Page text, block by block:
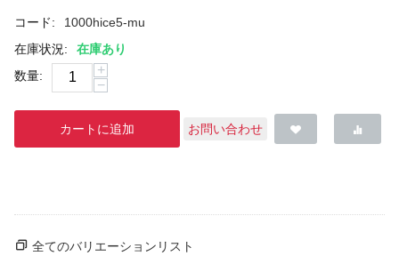
コード:
1000hice5-mu
在庫状況:
在庫あり
数量:
+
−
カートに追加 お問い合わせ
全てのバリエーションリスト